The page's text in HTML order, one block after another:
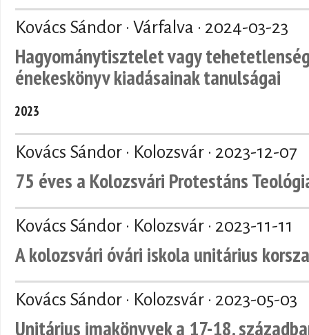
Kovács Sándor · Várfalva · 2024-03-23
Hagyománytisztelet vagy
énekeskönyv kiadásainak tanulságai
2023
Kovács Sándor · Kolozsvár · 2023-12-07
75 éves a Kolozsvári Protestáns
Kovács Sándor · Kolozsvár · 2023-11-11
A kolozsvári óvári iskola unitárius
Kovács Sándor · Kolozsvár · 2023-05-03
Unitárius imakönyvek a 17-18.